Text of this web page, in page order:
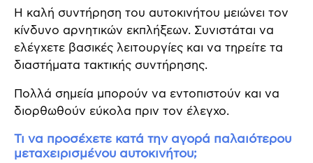
Η καλή συντήρηση του αυτοκινήτου μειώνει τον
κίνδυνο αρνητικών εκπλήξεων. Συνιστάται να
ελέγχετε βασικές λειτουργίες και να τηρείτε τα
διαστήματα τακτικής συντήρησης.
Πολλά σημεία μπορούν να εντοπιστούν και να
διορθωθούν εύκολα πριν τον έλεγχο.
Τι να προσέχετε κατά την αγορά παλαιότερου
μεταχειρισμένου αυτοκινήτου;